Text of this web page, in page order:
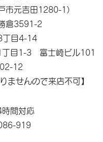
市元吉田1280-1）
倉3591-2
丁目4-14
目1-3 富士崎ビル101
12
ませんので来店不可】
間対応
919